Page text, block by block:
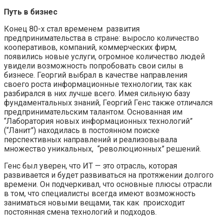
Путь в бизнес
Конец 80-х стал временем развития
предпринимательства в стране: выросло количество
кооперативов, компаний, коммерческих фирм,
появились новые услуги, огромное количество людей
увидели возможность попробовать свои силы в
бизнесе. Георгий выбрал в качестве направления
своего роста информационные технологии, так как
разбирался в них лучше всего. Имея сильную базу
фундаментальных знаний, Георгий Генс также отличался
предпринимательским талантом. Основанная им
“Лаборатория новых информационных технологий”
(“Ланит”) находилась в постоянном поиске
перспективных направлений и реализовывала
множество уникальных, “революционных” решений.
Генс был уверен, что ИТ — это отрасль, которая
развивается и будет развиваться на протяжении долгого
времени. Он подчеркивал, что основные плюсы отрасли
в том, что специалисты всегда имеют возможность
заниматься новыми вещами, так как происходит
постоянная смена технологий и подходов.